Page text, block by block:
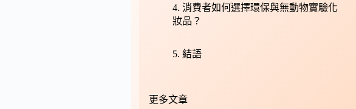
消費者如何選擇環保與無動物實驗化
妝品？
結語
更多文章